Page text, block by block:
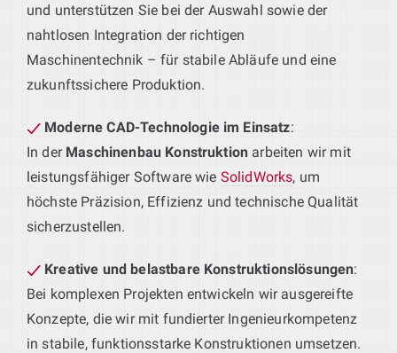
und unterstützen Sie bei der Auswahl sowie der
nahtlosen Integration der richtigen
Maschinentechnik – für stabile Abläufe und eine
zukunftssichere Produktion.
Moderne CAD-Technologie im Einsatz:
In der Maschinenbau Konstruktion arbeiten wir mit
leistungsfähiger Software wie SolidWorks, um
höchste Präzision, Effizienz und technische Qualität
sicherzustellen.
Kreative und belastbare Konstruktionslösungen:
Bei komplexen Projekten entwickeln wir ausgereifte
Konzepte, die wir mit fundierter Ingenieurkompetenz
in stabile, funktionsstarke Konstruktionen umsetzen.